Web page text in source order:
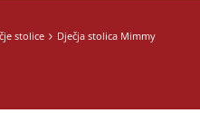
stolice Dječja stolica Mimmy